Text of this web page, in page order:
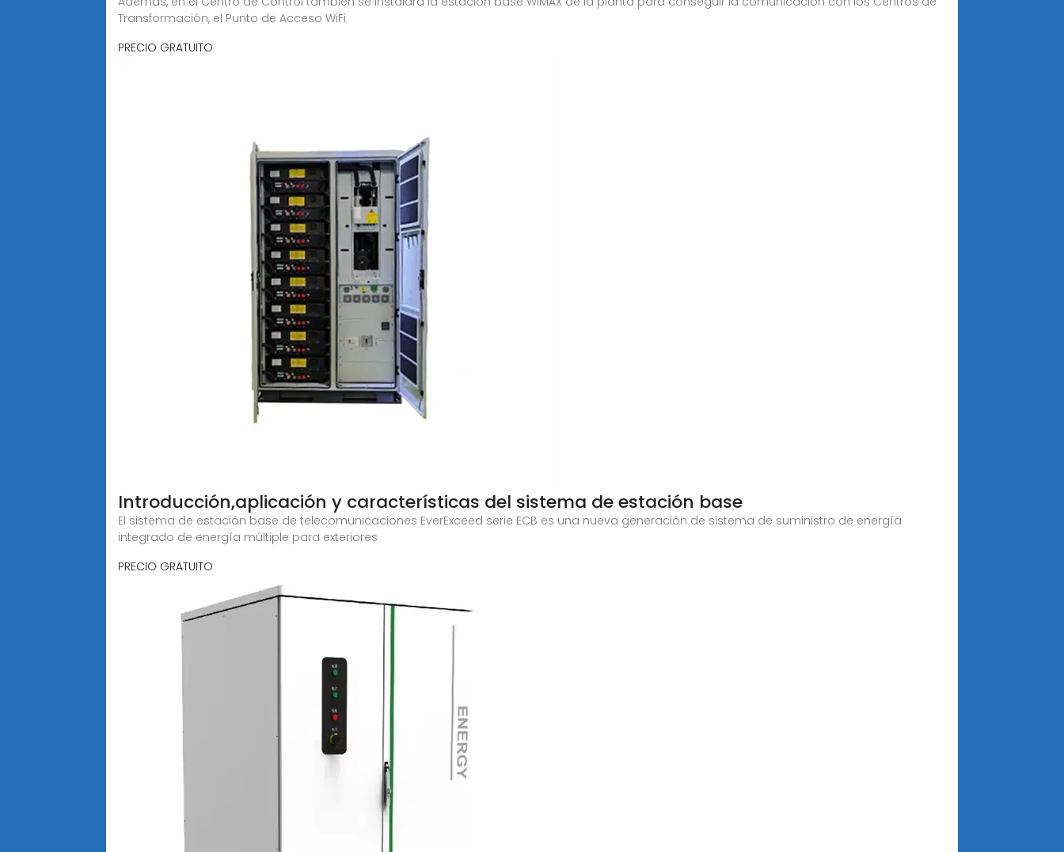
Transformación, el Punto de Acceso WiFi
PRECIO GRATUITO
Introducción,aplicación y características del sistema de estación base
El sistema de estación base de telecomunicaciones EverExceed serie ECB es una nueva generación de sistema de suministro de energía
integrado de energía múltiple para exteriores
PRECIO GRATUITO